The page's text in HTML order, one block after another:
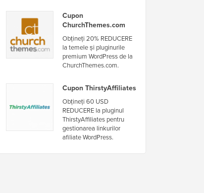
Cupon
ChurchThemes.com
Obțineți 20% REDUCERE
la temele și pluginurile
premium WordPress de la
ChurchThemes.com.
Cupon ThirstyAffiliates
Obțineți 60 USD
REDUCERE la pluginul
ThirstyAffiliates pentru
gestionarea linkurilor
afiliate WordPress.